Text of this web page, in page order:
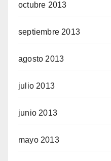
octubre 2013
septiembre 2013
agosto 2013
julio 2013
junio 2013
mayo 2013